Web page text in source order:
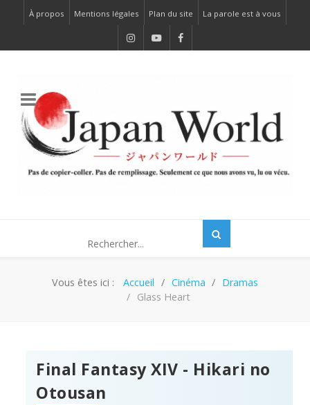
À propos Mentions légales Plan du site La parole est à vous
Vous êtes ici : Accueil Cinéma
Dramas
Glass Heart
Final Fantasy XIV - Hikari no
Otousan